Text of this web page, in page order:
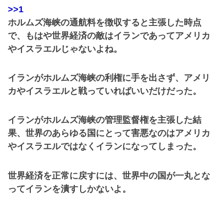
>>1
ホルムズ海峡の通航料を徴収すると主張した時点
で、もはや世界経済の敵はイランであってアメリカ
やイスラエルじゃないよね。
イランがホルムズ海峡の利権に手を出さず、アメリ
カやイスラエルと戦っていればいいだけだった。
イランがホルムズ海峡の管理監督権を主張した結
果、世界のあらゆる国にとって害悪なのはアメリカ
やイスラエルではなくイランになってしまった。
世界経済を正常に戻すには、世界中の国が一丸とな
ってイランを潰すしかないよ。